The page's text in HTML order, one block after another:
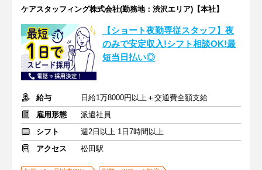
ケアスタッフィング株式会社(勤務地：渋沢エリア)【本社】
【ショート夜勤専従スタッフ】夜
のみで安定収入!シフト相談OK!最
短当日払い◎
給与
日給1万8000円以上＋交通費全額支給
雇用形態
派遣社員
シフト
週2日以上 1日7時間以上
アクセス
松田駅